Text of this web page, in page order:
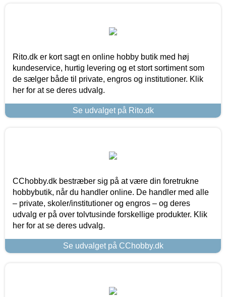
Rito.dk er kort sagt en online hobby butik med høj
kundeservice, hurtig levering og et stort sortiment som
de sælger både til private, engros og institutioner. Klik
her for at se deres udvalg.
Se udvalget på Rito.dk
CChobby.dk bestræber sig på at være din foretrukne
hobbybutik, når du handler online. De handler med alle
– private, skoler/institutioner og engros – og deres
udvalg er på over tolvtusinde forskellige produkter. Klik
her for at se deres udvalg.
Se udvalget på CChobby.dk